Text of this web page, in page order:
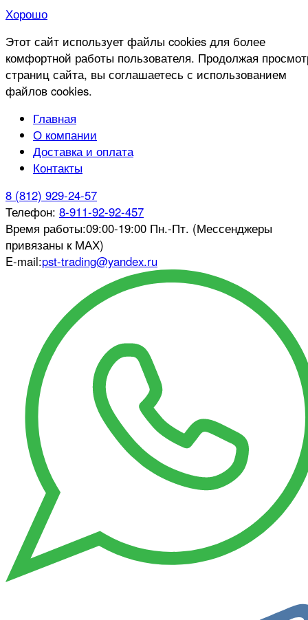
Хорошо
Этот сайт использует файлы cookies для более
комфортной работы пользователя. Продолжая
страниц сайта, вы соглашаетесь с использованием
файлов cookies.
Главная
О компании
Доставка и оплата
Контакты
8 (812) 929-24-57
Телефон: 8-911-92-92-457
Время работы:09:00-19:00 Пн.-Пт. (Мессенджеры
привязаны к МАХ)
E-mail:pst-trading@yandex.ru